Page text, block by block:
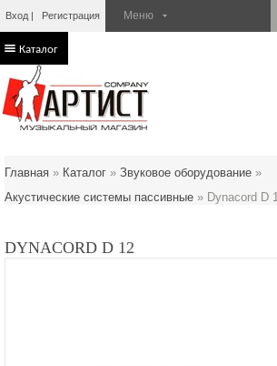
Вход Регистрация
Каталог
Главная » Каталог » Звуковое оборудование »
Акустические системы пассивные » Dynacord D
DYNACORD D 12